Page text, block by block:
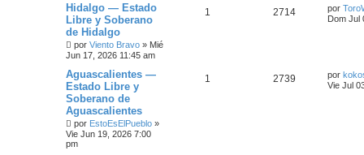
Hidalgo — Estado
Libre y Soberano
de Hidalgo
por Viento Bravo » Mié
Jun 17, 2026 11:45 am
1 2714 por
Dom Jul
Aguascalientes —
Estado Libre y
Soberano de
Aguascalientes
por EstoEsElPueblo »
Vie Jun 19, 2026 7:00
pm
1 2739 por
Vie Jul